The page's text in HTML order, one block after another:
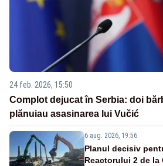
24 feb. 2026, 15:50
Complot dejucat în Serbia: doi
plănuiau asasinarea lui Vučić
6 aug. 2026, 19:56
Planul decisiv
Reactorului 2 de la